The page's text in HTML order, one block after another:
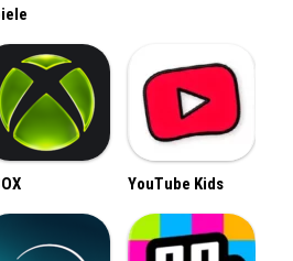
YouTube Kids